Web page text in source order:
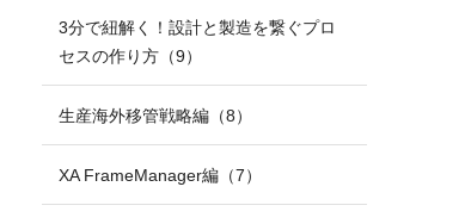
3分で紐解く！設計と製造を繋ぐプロ
セスの作り方（9）
生産海外移管戦略編（8）
XA FrameManager編（7）